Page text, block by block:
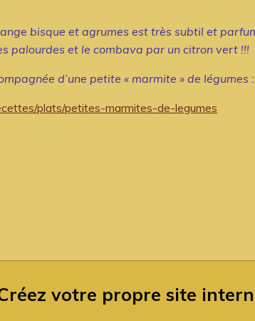
bisque et agrumes est très subtil et
palourdes et le combava par un citron vert !!!
d’une petite « marmite » de légumes :
plats/petites-marmites-de-legumes
votre propre site